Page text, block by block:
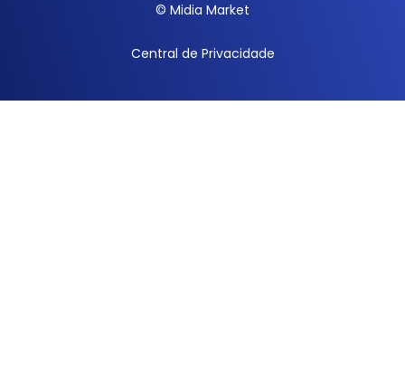
© Midia Market
Central de Privacidade